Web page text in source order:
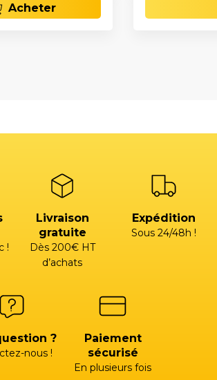
Acheter
!
Livraison
gratuite
Dès 200€ HT
d’achats
Expédition
Sous 24/48h !
?
nous !
Paiement
sécurisé
En plusieurs fois